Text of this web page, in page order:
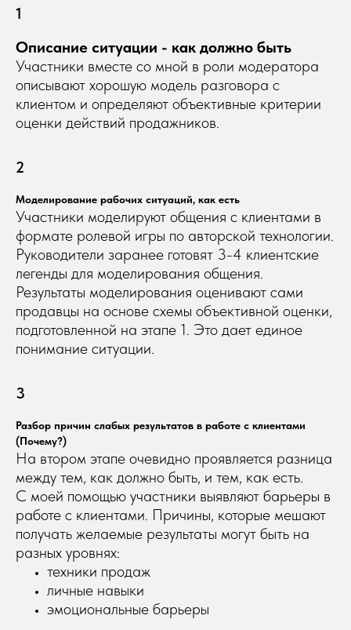
1
Описание ситуации - как должно быть
Участники вместе со мной в роли модератора
описывают хорошую модель разговора с
клиентом и определяют объективные критерии
оценки действий продажников.
2
Моделирование рабочих ситуаций, как есть
Участники моделируют общения с клиентами в
формате ролевой игры по авторской технологии.
Руководители заранее готовят 3-4 клиентские
легенды для моделирования общения.
Результаты моделирования оценивают сами
продавцы на основе схемы объективной оценки,
подготовленной на этапе 1. Это дает единое
понимание ситуации.
3
Разбор причин слабых результатов в работе с клиентами
(Почему?)
На втором этапе очевидно проявляется разница
между тем, как должно быть, и тем, как есть.
С моей помощью участники выявляют барьеры в
работе с клиентами. Причины, которые мешают
получать желаемые результаты могут быть на
разных уровнях:
техники продаж
личные навыки
эмоциональные барьеры